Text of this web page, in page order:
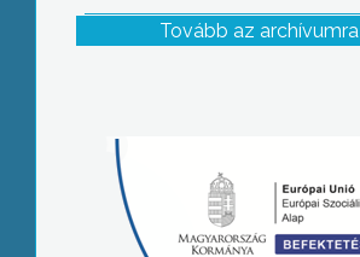
Tovább az archívumra